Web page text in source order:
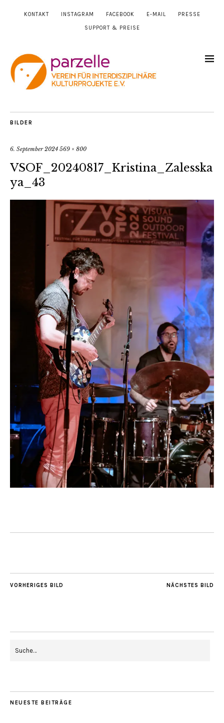
KONTAKT INSTAGRAM FACEBOOK E-MAIL PRESSE
SUPPORT & PREISE
BILDER
6. September 2024 569 × 800
VSOF_20240817_Kristina_Zalesska
ya_43
NÄCHSTES BILD
VORHERIGES BILD
NEUESTE BEITRÄGE